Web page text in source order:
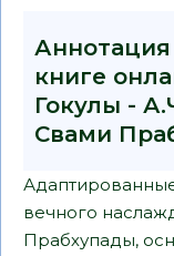
Аннотация
книге
Гокулы -
Свами
вечного
Прабхупады,